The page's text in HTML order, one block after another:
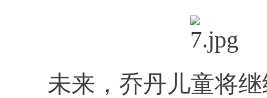
未来，乔丹儿童将继